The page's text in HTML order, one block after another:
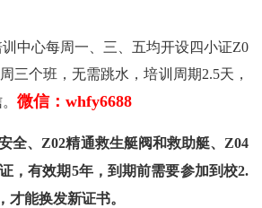
中心每周一、三、五均开设四小证Z0
三个班，无需跳水，培训周期2.5天，
微信：whfy6688
全、Z02精通救生艇阀和救助艇、Z04
，有效期5年，到期前需要参加到校2.
，才能换发新证书。